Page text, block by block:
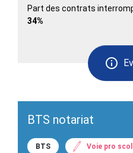
Part des contrats
34%
BTS notariat
BTS Voie pro